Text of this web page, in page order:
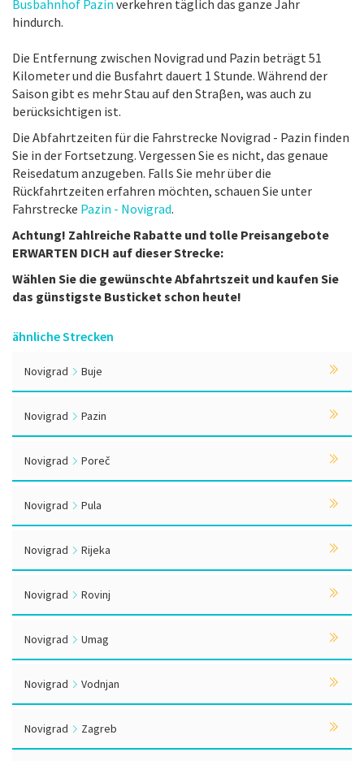
Busbahnhof Pazin verkehren täglich das ganze Jahr
hindurch.
Die Entfernung zwischen Novigrad und Pazin beträgt 51
Kilometer und die Busfahrt dauert 1 Stunde. Während der
Saison gibt es mehr Stau auf den Straβen, was auch zu
berücksichtigen ist.
Die Abfahrtzeiten für die Fahrstrecke Novigrad - Pazin finden
Sie in der Fortsetzung. Vergessen Sie es nicht, das genaue
Reisedatum anzugeben. Falls Sie mehr über die
Rückfahrtzeiten erfahren möchten, schauen Sie unter
Fahrstrecke Pazin - Novigrad.
Achtung! Zahlreiche Rabatte und tolle Preisangebote
ERWARTEN DICH auf dieser Strecke:
Wählen Sie die gewünschte Abfahrtszeit und kaufen Sie
das günstigste Busticket schon heute!
ähnliche Strecken
Novigrad Buje
Novigrad Pazin
Novigrad Poreč
Novigrad Pula
Novigrad Rijeka
Novigrad Rovinj
Novigrad Umag
Novigrad Vodnjan
Novigrad Zagreb